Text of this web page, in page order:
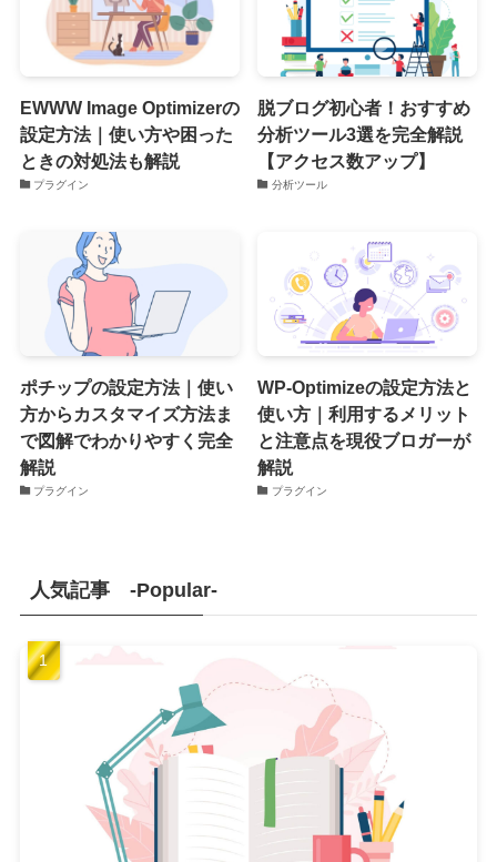
EWWW Image Optimizerの
設定方法｜使い方や困った
ときの対処法も解説
プラグイン
脱ブログ初心者！おすすめ
分析ツール3選を完全解説
【アクセス数アップ】
分析ツール
ポチップの設定方法｜使い
方からカスタマイズ方法ま
で図解でわかりやすく完全
解説
プラグイン
WP-Optimizeの設定方法と
使い方｜利用するメリット
と注意点を現役ブロガーが
解説
プラグイン
人気記事 -Popular-